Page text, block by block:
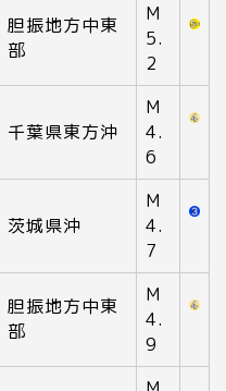
胆振地方中東
部
M
5.
2
千葉県東方沖
M
4.
6
茨城県沖
M
4.
7
胆振地方中東
部
M
4.
9